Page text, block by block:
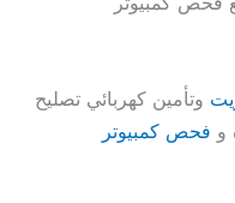
وتأمين كهربائي تصليح
و فحص كمبيوتر